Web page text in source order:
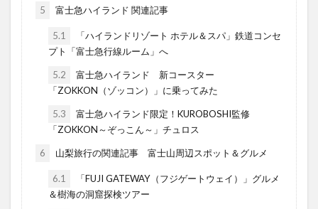
5 富士急ハイランド 関連記事
5.1
「ハイランドリゾート ホテル＆スパ」鉄道コンセ
プト「富士急行線ルーム」へ
5.2
富士急ハイランド 新コースター
「ZOKKON（ゾッコン）」に乗ってみた
5.3
富士急ハイランド限定！KUROBOSHI監修
「ZOKKON～ぞっこん～」チュロス
6 山梨旅行の関連記事 富士山周辺スポット＆グルメ
6.1
「FUJI GATEWAY（フジゲートウェイ）」グルメ
＆樹海の洞窟探検ツアー